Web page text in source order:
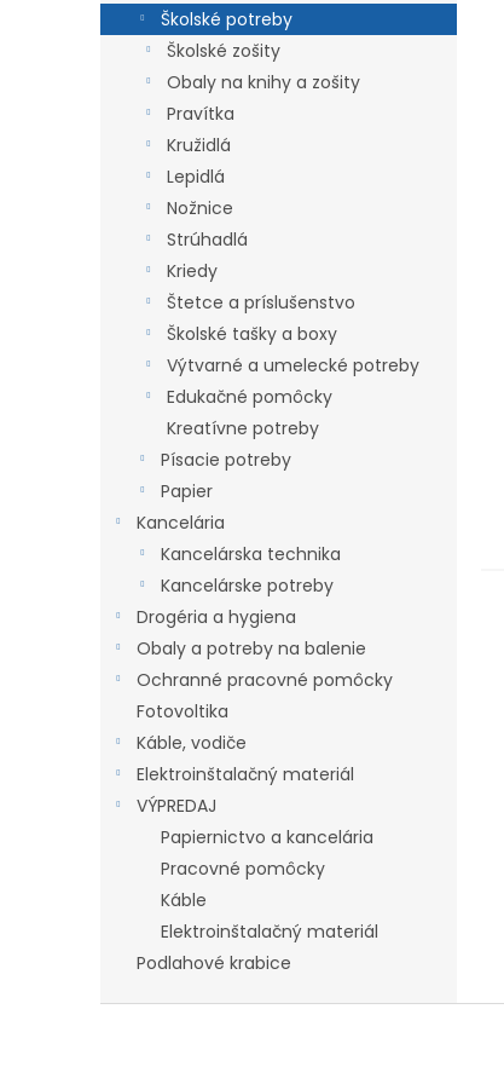
Školské potreby
Školské zošity
Obaly na knihy a zošity
Pravítka
Kružidlá
Lepidlá
Nožnice
Strúhadlá
Kriedy
Štetce a príslušenstvo
Školské tašky a boxy
Výtvarné a umelecké potreby
Edukačné pomôcky
Kreatívne potreby
Písacie potreby
Papier
Kancelária
Kancelárska technika
Kancelárske potreby
Drogéria a hygiena
Obaly a potreby na balenie
Ochranné pracovné pomôcky
Fotovoltika
Káble, vodiče
Elektroinštalačný materiál
VÝPREDAJ
Papiernictvo a kancelária
Pracovné pomôcky
Káble
Elektroinštalačný materiál
Podlahové krabice